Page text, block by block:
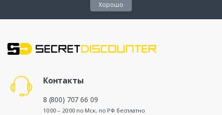
Хорошо
Контакты
8 (800) 707 66 09
10:00 – 20:00 по Мск, по РФ бесплатно